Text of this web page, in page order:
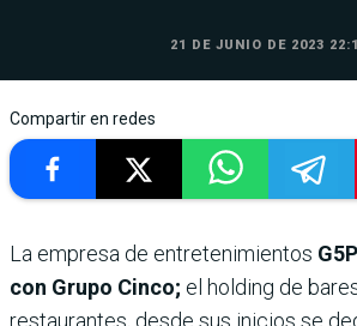
21 DE JUNIO DE 2023
Compartir en redes
La empresa de entretenimientos
con Grupo Cinco; el holding de
restaurantes, desde sus inicios se